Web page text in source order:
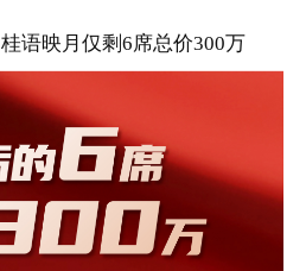
桂语映月仅剩6席总价300万